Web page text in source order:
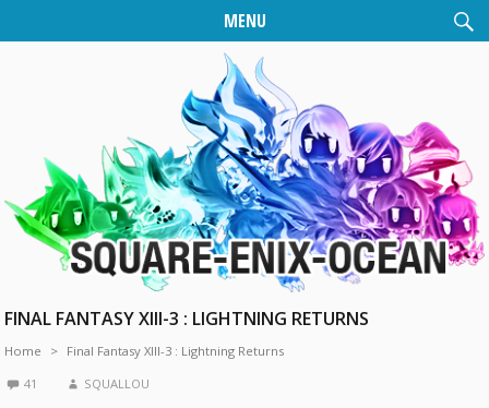
MENU
FINAL FANTASY XIII-3 : LIGHTNING RETURNS
Home
Final Fantasy XIII-3 : Lightning Returns
41
SQUALLOU